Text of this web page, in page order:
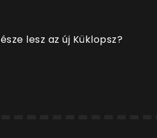
lesz az új Küklopsz?